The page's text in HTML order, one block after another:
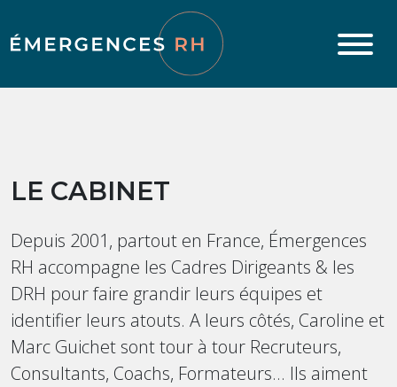
LE CABINET
Depuis 2001, partout en France, Émergences
RH accompagne les Cadres Dirigeants & les
DRH pour faire grandir leurs équipes et
identifier leurs atouts. A leurs côtés, Caroline et
Marc Guichet sont tour à tour Recruteurs,
Consultants, Coachs, Formateurs... Ils aiment